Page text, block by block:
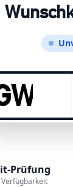
Prüfung